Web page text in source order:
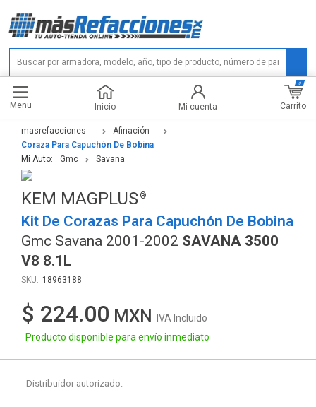
Menu Inicio Mi cuenta Carrito
0
masrefacciones
Afinación
Coraza Para Capuchón De Bobina
Mi Auto:
Gmc Savana
KEM MAGPLUS
Kit De Corazas Para Capuchón De Bobina
Gmc Savana 2001-2002 SAVANA 3500
V8 8.1L
18963188
$ 224.00
IVA Incluido
Producto disponible para envío inmediato
Distribuidor autorizado: